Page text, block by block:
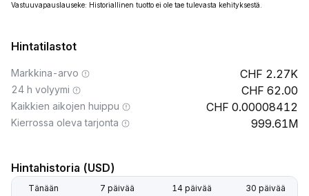
Vastuuvapauslauseke: Historiallinen tuotto ei ole tae tulevasta kehityksestä.
Hintatilastot
Markkina-arvo 2.27K
24 h volyymi 62.00
Kaikkien aikojen huippu 0.00008412
Kierrossa oleva tarjonta 999.61M
Hintahistoria (USD)
Tänään 7 päivää 14 päivää 30 päivää